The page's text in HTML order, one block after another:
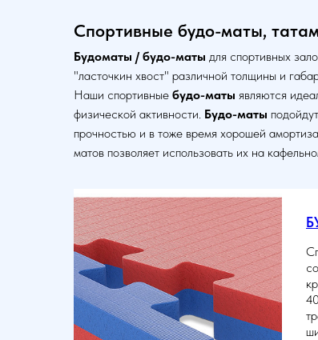
Спортивные будо-маты,
Будоматы / будо-маты для спортивных
"ласточкин хвост" различной толщины и
Наши спортивные будо-маты являются
физической активности. Будо-маты
прочностью и в тоже время хорошей
матов позволяет использовать их на